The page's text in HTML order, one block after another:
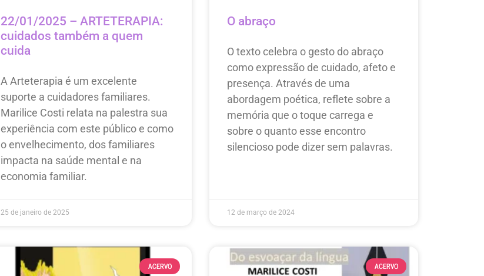
22/01/2025 – ARTETERAPIA:
cuidados também a quem
cuida
A Arteterapia é um excelente
suporte a cuidadores familiares.
Marilice Costi relata na palestra sua
experiência com este público e como
o envelhecimento, dos familiares
impacta na saúde mental e na
economia familiar.
25 de janeiro de 2025
O abraço
O texto celebra o gesto do abraço
como expressão de cuidado, afeto e
presença. Através de uma
abordagem poética, reflete sobre a
memória que o toque carrega e
sobre o quanto esse encontro
silencioso pode dizer sem palavras.
12 de março de 2024
ACERVO ACERVO